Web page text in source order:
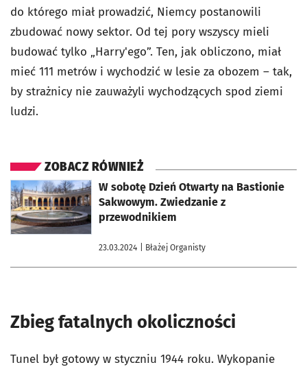
do którego miał prowadzić, Niemcy postanowili
zbudować nowy sektor. Od tej pory wszyscy mieli
budować tylko „Harry'ego”. Ten, jak obliczono, miał
mieć 111 metrów i wychodzić w lesie za obozem – tak,
by strażnicy nie zauważyli wychodzących spod ziemi
ludzi.
ZOBACZ RÓWNIEŻ
W sobotę Dzień Otwarty na Bastionie
Sakwowym. Zwiedzanie z
przewodnikiem
23.03.2024 | Błażej Organisty
otworzy się w nowej karcie
Zbieg fatalnych okoliczności
Tunel był gotowy w styczniu 1944 roku. Wykopanie